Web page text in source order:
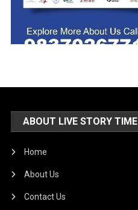
ABOUT LIVE STORY TIME
Home
About Us
Contact Us